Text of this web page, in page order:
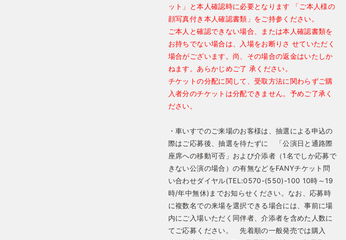
ット」と本人確認時に必要となります 「ご本人様の
顔写真付き本人確認書類」をご持参ください。
ご本人と確認できない場合、または本人確認書類を
お持ちでない場合は、入場をお断りさ せていただく
場合がございます。尚、その場合の返金はいたしか
ねます。あらかじめご了 承ください。
チケットの分配に関して、受取方法に関わらずご購
入者分のチケットは分配できません。予めご了承く
ださい。
・車いすでのご来場のお客様は、抽選による申込の
際はご応募後、抽選を待たずに 「公演日と通路際
座席への移動可否」および介添者（1名でしか応募で
きない公演の場合）の有無などをFANYチケット問
い合わせダイヤル(TEL:0570-(550)-100 10時～19
時/年中無休)までお知らせください。なお、応募時
に複数名での来場を選択できる場合には、事前に場
内にご入場いただく同伴者、介添者を含めた人数に
てご応募ください。 先着順の一般発売では購入